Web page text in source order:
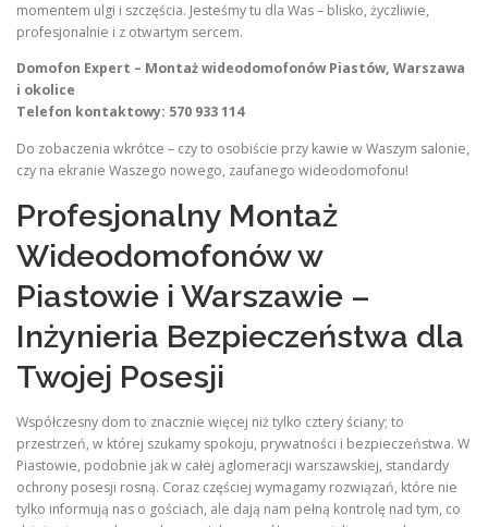
momentem ulgi i szczęścia. Jesteśmy tu dla Was – blisko, życzliwie,
profesjonalnie i z otwartym sercem.
Domofon Expert – Montaż wideodomofonów Piastów, Warszawa
i okolice
Telefon kontaktowy: 570 933 114
Do zobaczenia wkrótce – czy to osobiście przy kawie w Waszym salonie,
czy na ekranie Waszego nowego, zaufanego wideodomofonu!
Profesjonalny Montaż
Wideodomofonów w
Piastowie i Warszawie –
Inżynieria Bezpieczeństwa dla
Twojej Posesji
Współczesny dom to znacznie więcej niż tylko cztery ściany; to
przestrzeń, w której szukamy spokoju, prywatności i bezpieczeństwa. W
Piastowie, podobnie jak w całej aglomeracji warszawskiej, standardy
ochrony posesji rosną. Coraz częściej wymagamy rozwiązań, które nie
tylko informują nas o gościach, ale dają nam pełną kontrolę nad tym, co